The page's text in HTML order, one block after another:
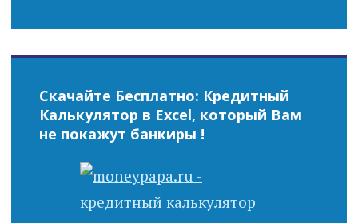
Скачайте Бесплатно: Кредитный
Калькулятор в Excel, который Вам
не покажут банкиры !